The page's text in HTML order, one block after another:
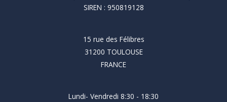
SIREN : 950819128
15 rue des Félibres
31200 TOULOUSE
FRANCE
Lundi- Vendredi 8:30 - 18:30